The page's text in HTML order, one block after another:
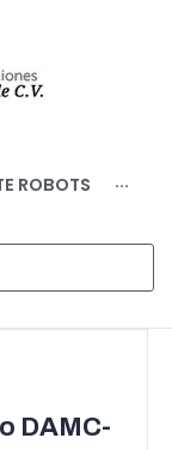
ROBOTS ···
DAMC-